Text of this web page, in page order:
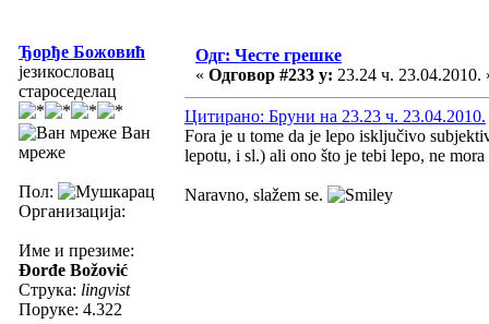
Ђорђе Божовић
језикословац
староседелац
Ван
мреже
Пол:
Организација:
Име и презиме:
Đorđe Božović
Струка: lingvist
Поруке: 4.322
Одг: Честе грешке
« Одговор #233 у: 23.24 ч. 23.04.2010.
Цитирано: Бруни на 23.23 ч. 23.04.2010.
Fora je u tome da je lepo isključivo
lepotu, i sl.) ali ono što je tebi lepo, ne
Naravno, slažem se.